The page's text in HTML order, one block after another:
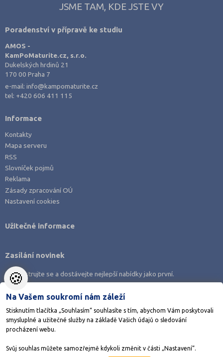
JSME TAM, KDE JSTE VY
Poradenství v přípravě ke studiu
AMOS -
KamPoMaturite.cz, s.r.o.
Dukelských hrdinů 21
170 00 Praha 7
e-mail:info@kampomaturite.cz
tel: +420 606 411 115
Informace
Kontakty
Mapa serveru
RSS
Slovníček pojmů
Reklama
Zásady zpracování OÚ
Nastavení cookies
Stáhněte si aplikaci Adresář škol
Užitečné informace
Zasílání novinek
Zaregistrujte se a dostávejte nejlepší nabídky jako první.
🍪
Na Vašem soukromí nám záleží
Stisknutím tlačítka „Souhlasím“ souhlasíte s tím, abychom Vám poskytovali
smysluplné a užitečné služby na základě Vašich údajů o sledování
procházení webu.
Svůj souhlas můžete samozřejmě kdykoli změnit v části „Nastavení“.